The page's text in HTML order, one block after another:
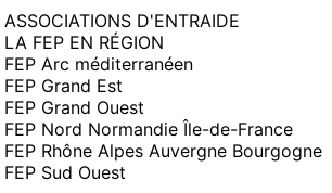
ASSOCIATIONS D'ENTRAIDE
LA FEP EN RÉGION
FEP Arc méditerranéen
FEP Grand Est
FEP Grand Ouest
FEP Nord Normandie Île-de-France
FEP Rhône Alpes Auvergne Bourgogne
FEP Sud Ouest